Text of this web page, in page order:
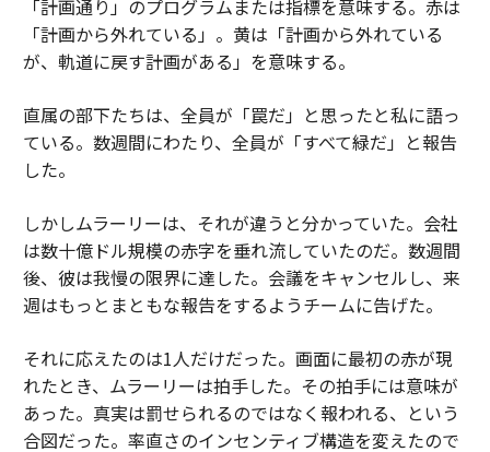
「計画通り」のプログラムまたは指標を意味する。赤は
「計画から外れている」。黄は「計画から外れている
が、軌道に戻す計画がある」を意味する。
直属の部下たちは、全員が「罠だ」と思ったと私に語っ
ている。数週間にわたり、全員が「すべて緑だ」と報告
した。
しかしムラーリーは、それが違うと分かっていた。会社
は数十億ドル規模の赤字を垂れ流していたのだ。数週間
後、彼は我慢の限界に達した。会議をキャンセルし、来
週はもっとまともな報告をするようチームに告げた。
それに応えたのは1人だけだった。画面に最初の赤が現
れたとき、ムラーリーは拍手した。その拍手には意味が
あった。真実は罰せられるのではなく報われる、という
合図だった。率直さのインセンティブ構造を変えたので